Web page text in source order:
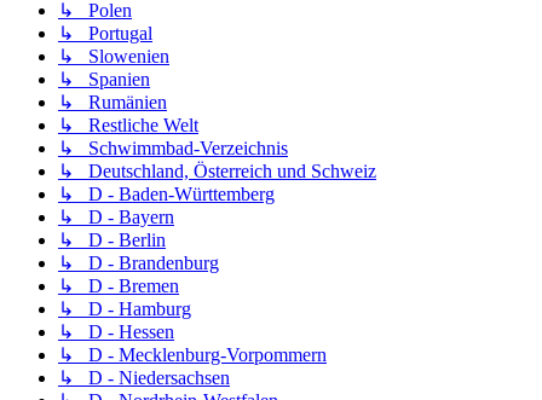
↳ Polen
↳ Portugal
↳ Slowenien
↳ Spanien
↳ Rumänien
↳ Restliche Welt
↳ Schwimmbad-Verzeichnis
↳ Deutschland, Österreich und Schweiz
↳ D - Baden-Württemberg
↳ D - Bayern
↳ D - Berlin
↳ D - Brandenburg
↳ D - Bremen
↳ D - Hamburg
↳ D - Hessen
↳ D - Mecklenburg-Vorpommern
↳ D - Niedersachsen